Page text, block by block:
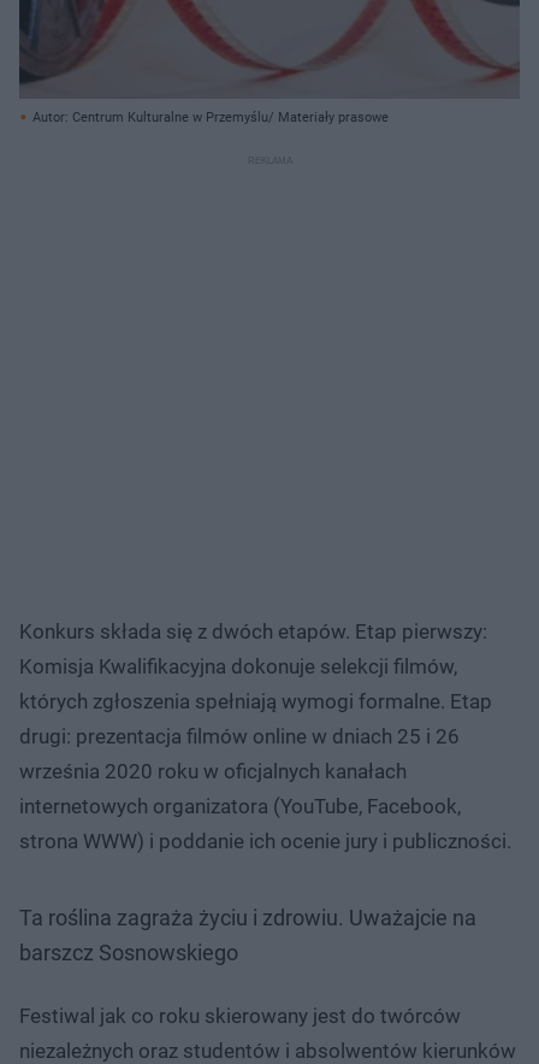
Autor: Centrum Kulturalne w Przemyślu/ Materiały prasowe
Konkurs składa się z dwóch etapów. Etap pierwszy:
Komisja Kwalifikacyjna dokonuje selekcji filmów,
których zgłoszenia spełniają wymogi formalne. Etap
drugi: prezentacja filmów online w dniach 25 i 26
września 2020 roku w oficjalnych kanałach
internetowych organizatora (YouTube, Facebook,
strona WWW) i poddanie ich ocenie jury i publiczności.
Ta roślina zagraża życiu i zdrowiu. Uważajcie na
barszcz Sosnowskiego
Festiwal jak co roku skierowany jest do twórców
niezależnych oraz studentów i absolwentów kierunków